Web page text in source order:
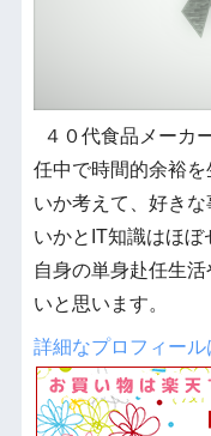
４０代食品メーカ
任中で時間的余裕
いか考えて、好き
いかとIT知識はほぼ
自身の単身赴任生
いと思います。
詳細なプロフィール